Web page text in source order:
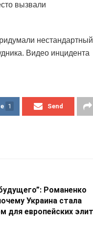
вызвали
нестандартный
Видео инцидента
1 Send
Романенко
Украина стала
для европейских элит